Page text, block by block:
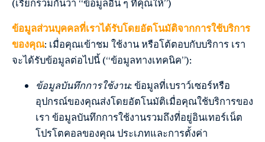
(เรียกรวมกันว่า “ข้อมูลอื่น ๆ ที่คุณให้”)
ข้อมูลส่วนบุคคลที่เราได้รับโดยอัตโนมัติจากการใช้บริการ
ของคุณ: เมื่อคุณเข้าชม ใช้งาน หรือโต้ตอบกับบริการ เรา
จะได้รับข้อมูลต่อไปนี้ (“ข้อมูลทางเทคนิค”):
ข้อมูลบันทึกการใช้งาน: ข้อมูลที่เบราว์เซอร์หรือ
อุปกรณ์ของคุณส่งโดยอัตโนมัติเมื่อคุณใช้บริการของ
เรา ข้อมูลบันทึกการใช้งานรวมถึงที่อยู่อินเทอร์เน็ต
โปรโตคอลของคุณ ประเภทและการตั้งค่า